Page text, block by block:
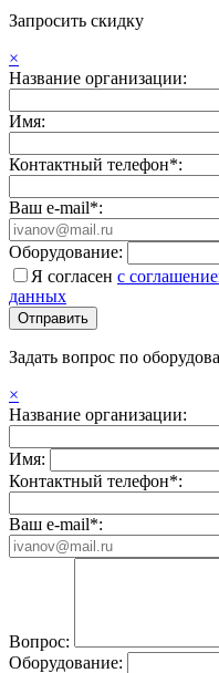
Запросить скидку
×
Название организации:
Имя:
Контактный телефон*:
Ваш e-mail*:
Оборудование:
Я согласен с
данных
Задать вопрос по
×
Название организации:
Имя:
Контактный телефон*:
Ваш e-mail*:
Вопрос:
Оборудование: